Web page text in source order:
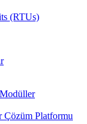
(RTUs)
Çözüm Platformu